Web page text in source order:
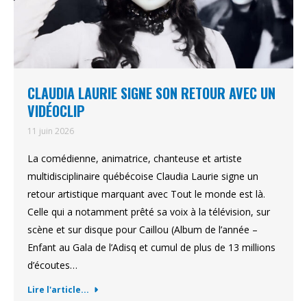
CLAUDIA LAURIE SIGNE SON RETOUR AVEC UN
VIDÉOCLIP
11 juin 2026
La comédienne, animatrice, chanteuse et artiste
multidisciplinaire québécoise Claudia Laurie signe un
retour artistique marquant avec Tout le monde est là.
Celle qui a notamment prêté sa voix à la télévision, sur
scène et sur disque pour Caillou (Album de l’année –
Enfant au Gala de l’Adisq et cumul de plus de 13 millions
d’écoutes…
Lire l'article...